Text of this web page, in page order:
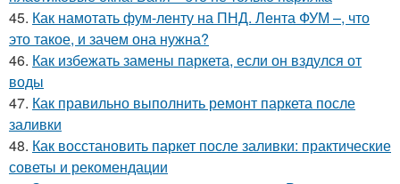
45. Как намотать фум-ленту на ПНД. Лента ФУМ –, что
это такое, и зачем она нужна?
46. Как избежать замены паркета, если он вздулся от
воды
47. Как правильно выполнить ремонт паркета после
заливки
48. Как восстановить паркет после заливки: практические
советы и рекомендации